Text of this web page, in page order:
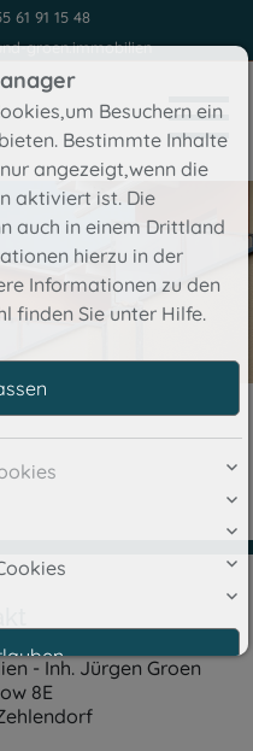
61 91 15 48
groen.immobilien
- Inh. Jürgen Groen
8E
Besuchern ein
Bestimmte Inhalte
angezeigt,wenn die
aktiviert ist. Die
auch in einem Drittland
hierzu in der
Informationen zu den
finden Sie unter Hilfe.